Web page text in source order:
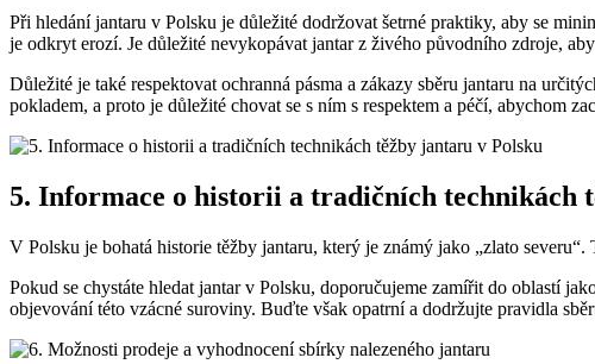
Při hledání jantaru v Polsku je důležité dodržovat šetrné praktiky, aby se
je odkryt erozí. Je důležité nevykopávat jantar z živého původního zdroje,
Důležité je také respektovat ochranná pásma a zákazy sběru jantaru na
pokladem, a proto je důležité chovat se s ním s respektem a péčí, abychom
5. Informace o historii a tradičních technikách
V Polsku je bohatá historie těžby jantaru, který je známý jako „zlato
Pokud se chystáte hledat jantar v Polsku, doporučujeme zamířit do oblastí
objevování této vzácné suroviny. Buďte však opatrní a dodržujte pravidla